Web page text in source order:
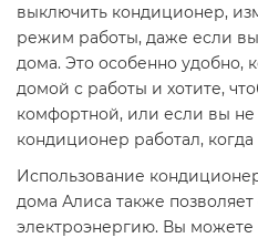
выключить кондиционер,
режим работы, даже если
дома. Это особенно удобно,
домой с работы и хотите,
комфортной, или если вы не
кондиционер работал, когда
Использование
дома Алиса также
электроэнергию. Вы